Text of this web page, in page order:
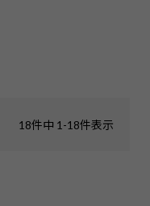
18件中 1 -18件表示